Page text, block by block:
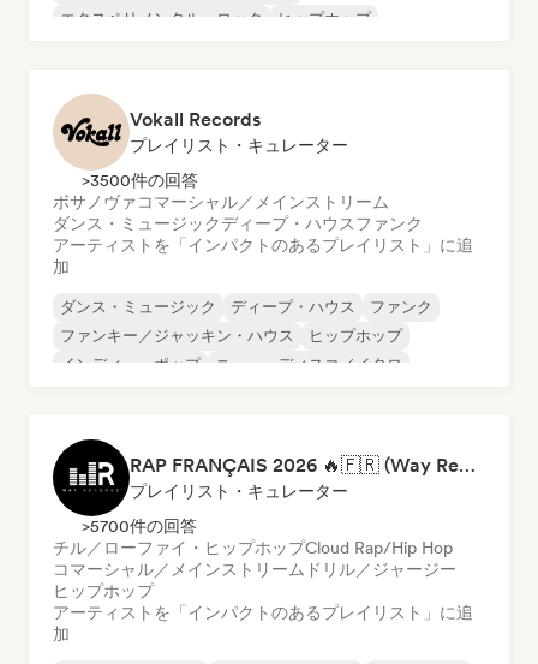
エクスペリメンタル・ロック
ヒップホップ
Vokall Records
プレイリスト・キュレーター
>3500件の回答
ボサノヴァコマーシャル／メインストリーム
ダンス・ミュージックディープ・ハウスファンク
アーティストを「インパクトのあるプレイリスト」に追
加
ダンス・ミュージック ディープ・ハウス
ファンク
ファンキー／ジャッキン・ハウス
ヒップホップ
インディー・ポップ
ニュー・ディスコ／イタロ
RAP FRANÇAIS 2026 🔥🇫🇷 (Way Records)
プレイリスト・キュレーター
>5700件の回答
チル／ローファイ・ヒップホップCloud Rap/Hip Hop
コマーシャル／メインストリーム ドリル／ジャージー
ヒップホップ
アーティストを「インパクトのあるプレイリスト」に追
加